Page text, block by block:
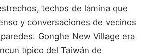
techos de lámina que
y conversaciones de vecinos
Gonghe New Village era
típico del Taiwán de